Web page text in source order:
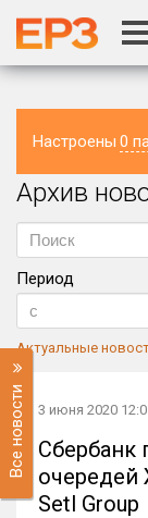
Настроены 0
Регион
Архив
Период
Актуальные
Все новости 3 июня 2020
Сбербанк
очередей
Setl Group